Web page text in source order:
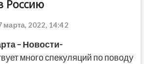
Россию
2022, 14:42
– Новости-
много спекуляций по поводу